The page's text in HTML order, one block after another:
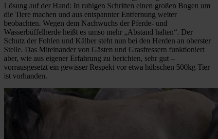
Lösung auf der Hand: In ruhigen Schritten einen großen Bogen um
die Tiere machen und aus entspannter Entfernung weiter
beobachten. Wegen dem Nachwuchs der Pferde- und
Wasserbüffelherde heißt es umso mehr „Abstand halten“. Der
Schutz der Fohlen und Kälber steht nun bei den Herden an oberster
Stelle. Das Miteinander von Gästen und Grasfressern funktioniert
aber, wie aus eigener Erfahrung zu berichten, sehr gut –
vorrausgesetzt ein gewisser Respekt vor etwa hübschen 500kg Tier
ist vorhanden.